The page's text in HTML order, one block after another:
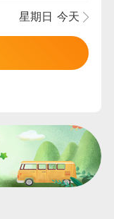
星期日 今天